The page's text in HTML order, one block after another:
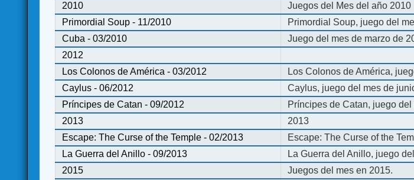
2010
Juegos del Mes del año 2010
Primordial Soup - 11/2010
Primordial Soup, juego del
Cuba - 03/2010
Juego del mes de marzo de
2012
Los Colonos de América - 03/2012
Los Colonos de América,
Caylus - 06/2012
Caylus, juego del mes de
Príncipes de Catan - 09/2012
Príncipes de Catan, juego
2013
2013
Escape: The Curse of the Temple - 02/2013
Escape: The Curse of the
La Guerra del Anillo - 09/2013
La Guerra del Anillo, juego
2015
Juegos del mes en 2015.